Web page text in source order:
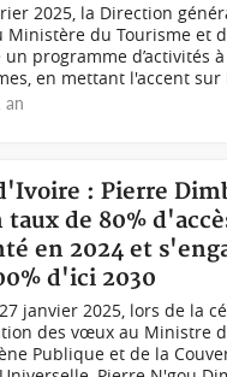
2025, la Direction
Ministère du Tourisme et
un programme d’activités
en mettant l'accent sur
an
: Pierre
de 80%
en 2024 et
d'ici 2030
janvier 2025, lors de la
des vœux au Ministre
Publique et de la